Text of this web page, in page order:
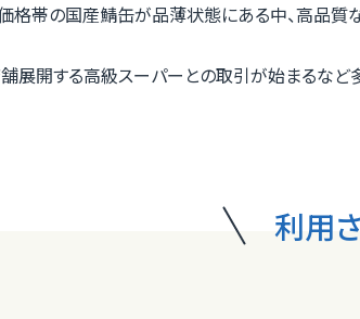
格帯の国産鯖缶が品薄状態にある中、高品
展開する高級スーパーとの取引が始まるなど
利用